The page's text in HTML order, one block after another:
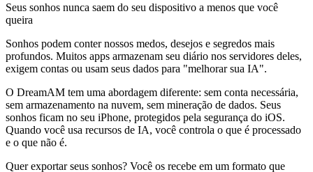
Seus sonhos nunca saem do seu dispositivo a menos que você
queira
Sonhos podem conter nossos medos, desejos e segredos mais
profundos. Muitos apps armazenam seu diário nos servidores deles,
exigem contas ou usam seus dados para "melhorar sua IA".
O DreamAM tem uma abordagem diferente: sem conta necessária,
sem armazenamento na nuvem, sem mineração de dados. Seus
sonhos ficam no seu iPhone, protegidos pela segurança do iOS.
Quando você usa recursos de IA, você controla o que é processado
e o que não é.
Quer exportar seus sonhos? Você os recebe em um formato que